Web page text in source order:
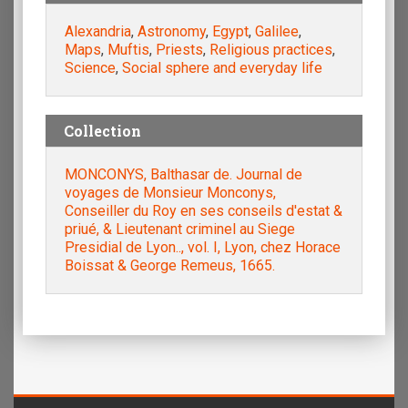
Alexandria, Astronomy, Egypt, Galilee,
Maps, Muftis, Priests, Religious practices,
Science, Social sphere and everyday life
Collection
MONCONYS, Balthasar de. Journal de
voyages de Monsieur Monconys,
Conseiller du Roy en ses conseils d'estat &
priué, & Lieutenant criminel au Siege
Presidial de Lyon.., vol. I, Lyon, chez Horace
Boissat & George Remeus, 1665.